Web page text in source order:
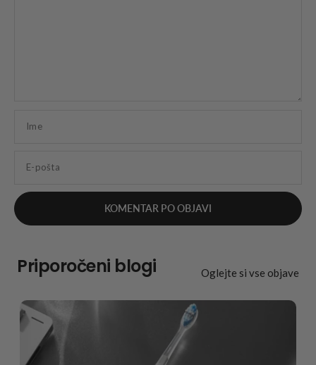
Ime
E-pošta
Priporočeni blogi Oglejte si vse objave